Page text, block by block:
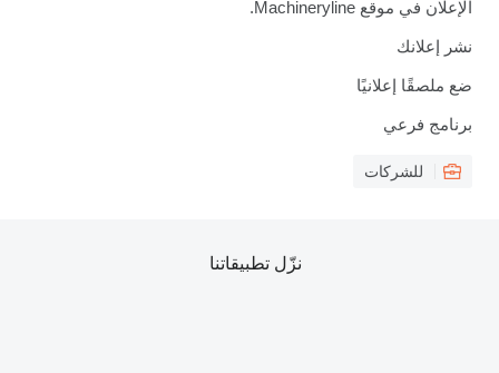
الإعلان في موقع Machineryline.
نشر إعلانك
ضع ملصقًا إعلانيًا
برنامج فرعي
للشركات
نزّل تطبيقاتنا